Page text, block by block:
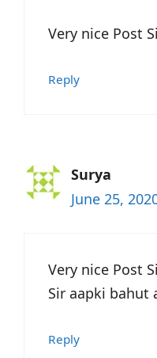
Very nice Post
Reply
Surya
June 25,
Very nice Post
Sir aapki bahut
Reply